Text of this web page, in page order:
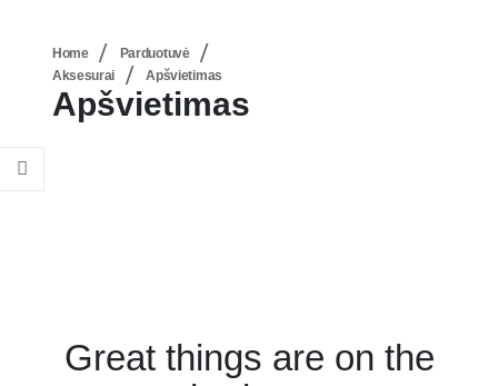
Home
Parduotuvė
Aksesurai
Apšvietimas
Apšvietimas
Great things are on the